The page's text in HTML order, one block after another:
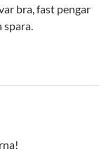
bra, fast pengar
spara.